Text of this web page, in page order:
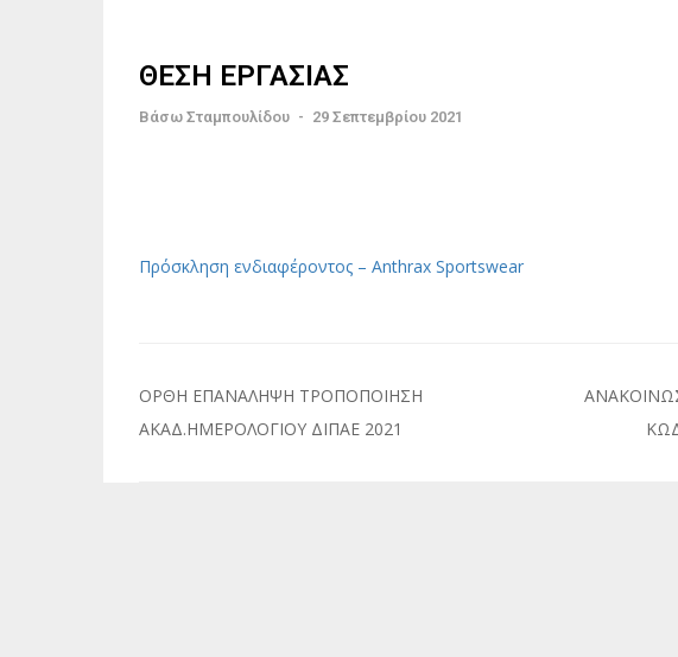
ΘΕΣΗ ΕΡΓΑΣΙΑΣ
Βάσω Σταμπουλίδου - 29 Σεπτεμβρίου 2021
Πρόσκληση ενδιαφέροντος – Anthrax Sportswear
Πλοήγηση
άρθρων
ΟΡΘΗ ΕΠΑΝΑΛΗΨΗ ΤΡΟΠOΠΟΙΗΣΗ
ΑΚΑΔ.ΗΜΕΡΟΛΟΓΙΟΥ ΔΙΠΑΕ 2021